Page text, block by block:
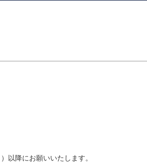
以降にお願いいたします。